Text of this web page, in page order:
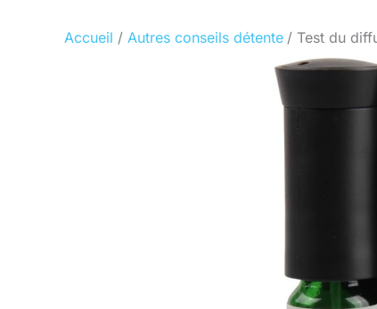
Accueil Autres conseils détente Test du